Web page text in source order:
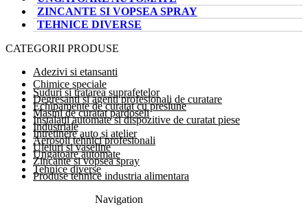
ZINCANTE SI VOPSEA SPRAY
TEHNICE DIVERSE
CATEGORII PRODUSE
Adezivi si etansanti
Chimice speciale
Suduri si tratarea suprafetelor
Degresanti si agenti profesionali de curatare
Echipamente de curatat cu presiune
Masini de curatat pardoseli
Instalatii automate si dispozitive de curatat piese
Industriale
Intretinere auto si atelier
Aerosoli tehnici profesionali
Uleiuri si vaseline
Ungatoare automate
Zincante si vopsea spray
Tehnice diverse
Produse tehnice industria alimentara
Navigation